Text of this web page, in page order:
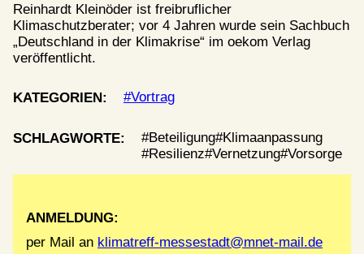
Reinhardt Kleinöder ist freibruflicher
Klimaschutzberater; vor 4 Jahren wurde sein Sachbuch
„Deutschland in der Klimakrise“ im oekom Verlag
veröffentlicht.
KATEGORIEN: Vortrag
SCHLAGWORTE: Beteiligung Klimaanpassung
Resilienz Vernetzung Vorsorge
ANMELDUNG:
per Mail an klimatreff-messestadt@mnet-mail.de